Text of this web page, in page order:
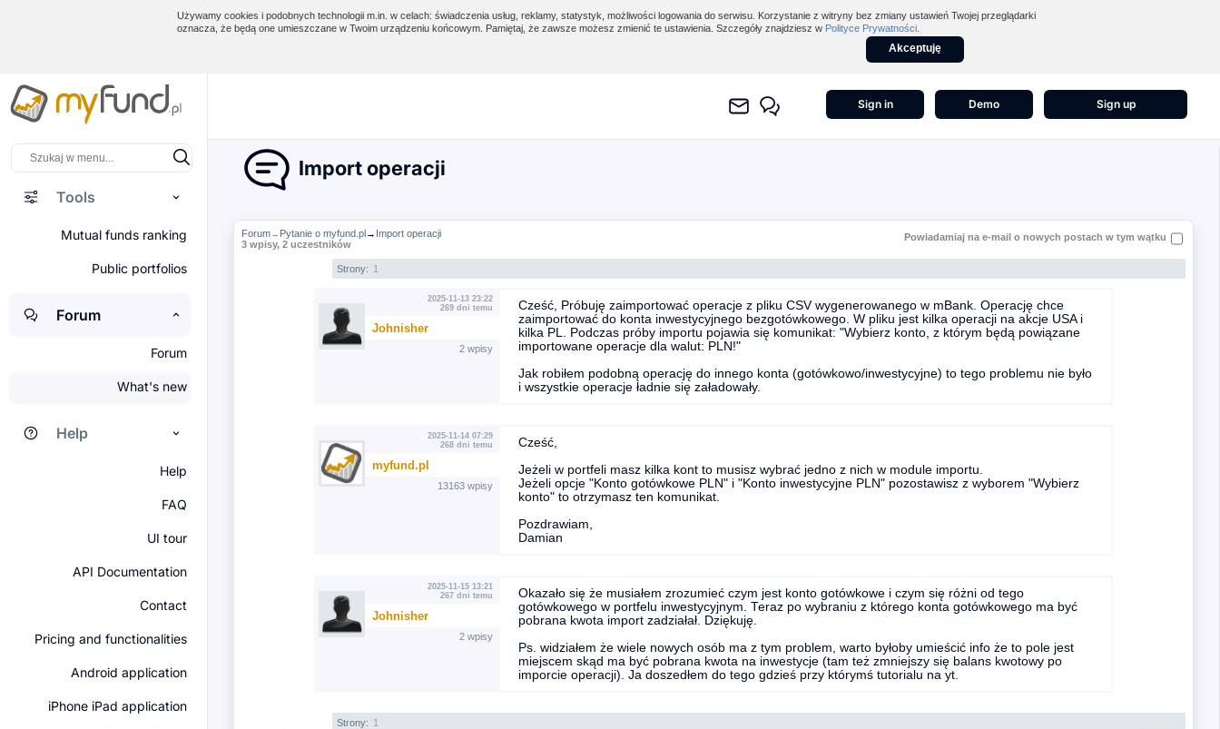
Używamy cookies i podobnych technologii m.in. w celach: świadczenia usług, reklamy, statystyk, możliwości logowania do serwisu. Korzystanie z witryny bez zmiany ustawień Twojej przeglądarki
oznacza, że będą one umieszczane w Twoim urządzeniu końcowym. Pamiętaj, że zawsze możesz zmienić te ustawienia. Szczegóły znajdziesz w Polityce Prywatności
Akceptuję
Tools
Mutual funds ranking
Public portfolios
Forum
Forum
What's new
Help
Help
FAQ
UI tour
API Documentation
Contact
Pricing and functionalities
Android application
iPhone iPad application
Sign in Demo Sign up
Import operacji
Forum→ Pytanie o myfund.pl→ Import operacji
3 wpisy, 2 uczestników
Powiadamiaj na e-mail o nowych postach w tym wątku
Strony: 1
2025-11-13 23:22
269 dni temu
Johnisher
2 wpisy
Cześć, Próbuję zaimportować operacje z pliku CSV wygenerowanego w mBank. Operację chce
zaimportować do konta inwestycyjnego bezgotówkowego. W pliku jest kilka operacji na akcje USA i
kilka PL. Podczas próby importu pojawia się komunikat: "Wybierz konto, z którym będą powiązane
importowane operacje dla walut: PLN!"
Jak robiłem podobną operację do innego konta (gotówkowo/inwestycyjne) to tego problemu nie było
i wszystkie operacje ładnie się załadowały.
2025-11-14 07:29
268 dni temu
myfund.pl
13163 wpisy
Cześć,
Jeżeli w portfeli masz kilka kont to musisz wybrać jedno z nich w module importu.
Jeżeli opcje "Konto gotówkowe PLN" i "Konto inwestycyjne PLN" pozostawisz z wyborem "Wybierz
konto" to otrzymasz ten komunikat.
Pozdrawiam,
Damian
2025-11-15 13:21
267 dni temu
Johnisher
2 wpisy
Okazało się że musiałem zrozumieć czym jest konto gotówkowe i czym się różni od tego
gotówkowego w portfelu inwestycyjnym. Teraz po wybraniu z którego konta gotówkowego ma być
pobrana kwota import zadziałał. Dziękuję.
Ps. widziałem że wiele nowych osób ma z tym problem, warto byłoby umieścić info że to pole jest
miejscem skąd ma być pobrana kwota na inwestycje (tam też zmniejszy się balans kwotowy po
imporcie operacji). Ja doszedłem do tego gdzieś przy którymś tutorialu na yt.
Strony: 1